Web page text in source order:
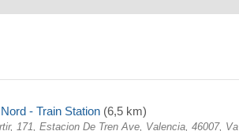
- Train Station (6,5 km)
171, Estacion De Tren Ave, Valencia, 46007, Va